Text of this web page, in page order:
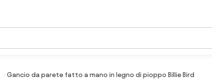
Gancio da parete fatto a mano in legno di pioppo Billie Bird